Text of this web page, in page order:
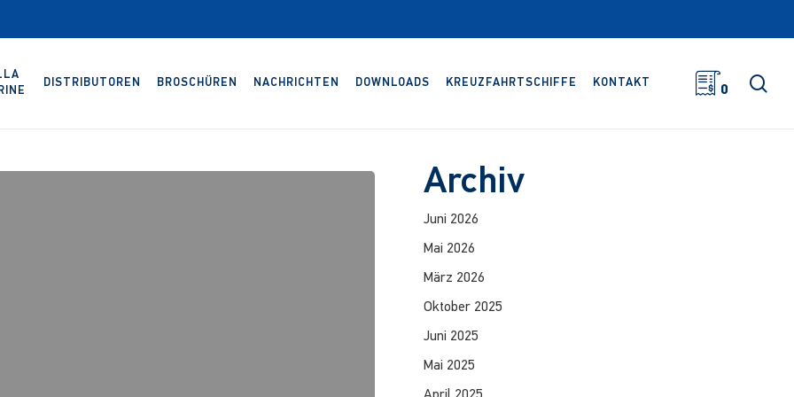
DISTRIBUTOREN BROSCHÜREN NACHRICHTEN DOWNLOADS KREUZFAHRTSCHIFFE KONTAKT
0
Archiv
Juni 2026
Mai 2026
März 2026
Oktober 2025
Juni 2025
Mai 2025